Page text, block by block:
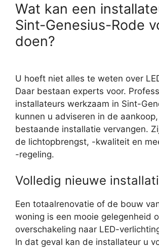
Wat kan een
Sint-Genesius-Rode
doen?
U hoeft niet alles te weten over
Daar bestaan experts voor.
installateurs werkzaam in Sint-
kunnen u adviseren in de
bestaande installatie vervangen.
de lichtopbrengst, -kwaliteit en
-regeling.
Volledig nieuwe
Een totaalrenovatie of de bouw
woning is een mooie gelegenheid
overschakeling naar LED-
In dat geval kan de installateur u